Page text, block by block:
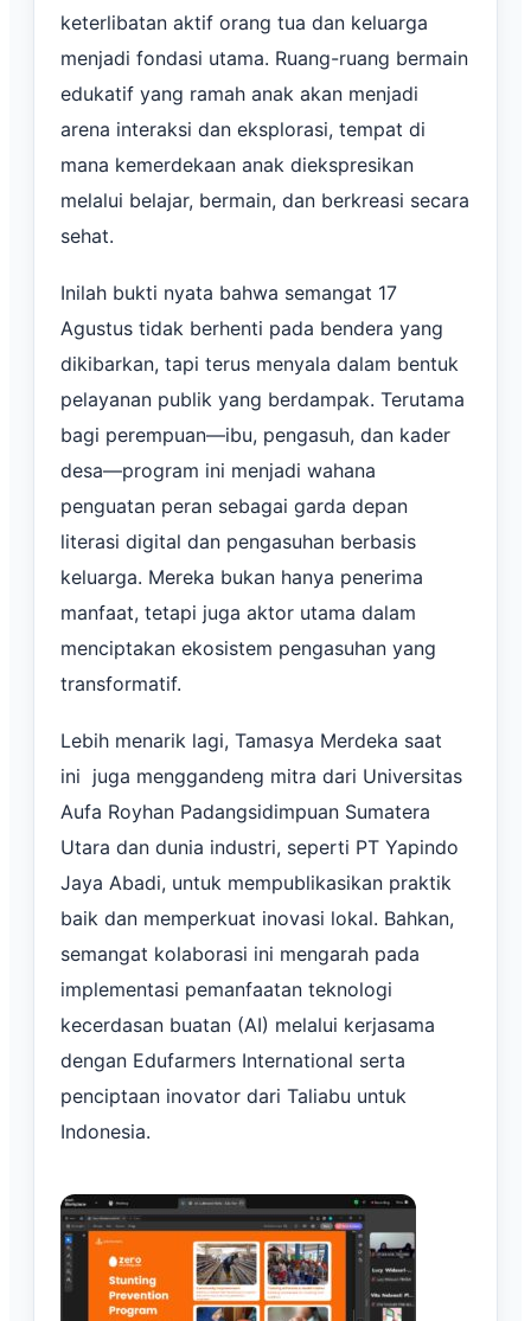
keterlibatan aktif orang tua dan keluarga
menjadi fondasi utama. Ruang-ruang bermain
edukatif yang ramah anak akan menjadi
arena interaksi dan eksplorasi, tempat di
mana kemerdekaan anak diekspresikan
melalui belajar, bermain, dan berkreasi secara
sehat.
Inilah bukti nyata bahwa semangat 17
Agustus tidak berhenti pada bendera yang
dikibarkan, tapi terus menyala dalam bentuk
pelayanan publik yang berdampak. Terutama
bagi perempuan—ibu, pengasuh, dan kader
desa—program ini menjadi wahana
penguatan peran sebagai garda depan
literasi digital dan pengasuhan berbasis
keluarga. Mereka bukan hanya penerima
manfaat, tetapi juga aktor utama dalam
menciptakan ekosistem pengasuhan yang
transformatif.
Lebih menarik lagi, Tamasya Merdeka saat
ini juga menggandeng mitra dari Universitas
Aufa Royhan Padangsidimpuan Sumatera
Utara dan dunia industri, seperti PT Yapindo
Jaya Abadi, untuk mempublikasikan praktik
baik dan memperkuat inovasi lokal. Bahkan,
semangat kolaborasi ini mengarah pada
implementasi pemanfaatan teknologi
kecerdasan buatan (AI) melalui kerjasama
dengan Edufarmers International serta
penciptaan inovator dari Taliabu untuk
Indonesia.